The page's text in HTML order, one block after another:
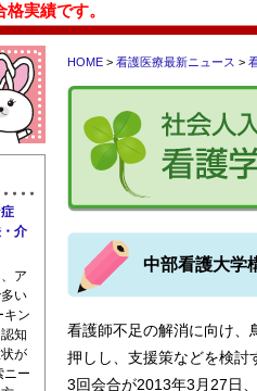
格実績です。
医学部看護学科 愛媛県立医療
産師学校 東京都立板橋看護専
群馬パース大学 聖隷クリスト
HOME > 看護医療最新ニュース >
中部看護大学
看護師不足の解消に向け、
押しし、支援策などを検討
3回会合が2013年3月27日
介
ア
い
キン
知
が
ニー